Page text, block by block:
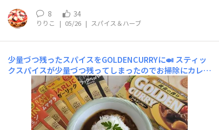
8 34
りりこ | 05/26 | スパイス＆ハーブ
少量づつ残ったスパイスをGOLDENCURRYに🍛 スティッ
クスパイスが少量づつ残ってしまったのでお掃除にカレー
を作ることにしましたガーリック クミン ブラックペッ
パーガラムマサラだけ新しく一袋出して全量入れましたす
るとどうでしょう中辛のGOLDENCURRYが辛口に🤣食べ
てたら汗出てきました中辛が好きな息子は辛いと言うかも
知れませんが私にはいつもと